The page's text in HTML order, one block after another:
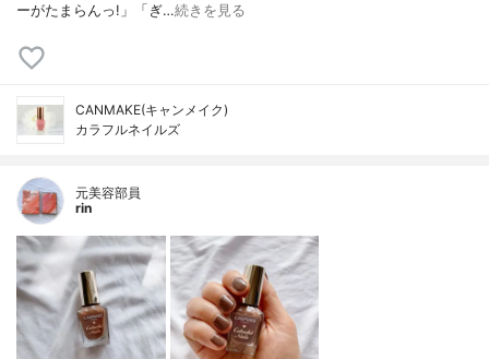
ーがたまらんっ!」「ぎ…続きを見る
CANMAKE(キャンメイク)
カラフルネイルズ
元美容部員
rin